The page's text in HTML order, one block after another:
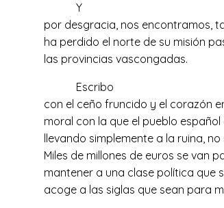
Y
por desgracia, nos encontramos,
ha perdido el norte de su misión
las provincias vascongadas.
Escribo
con el ceño fruncido y el corazón
moral con la que el pueblo
llevando simplemente a la ruina,
Miles de millones de euros se van
mantener a una clase política que
acoge a las siglas que sean para